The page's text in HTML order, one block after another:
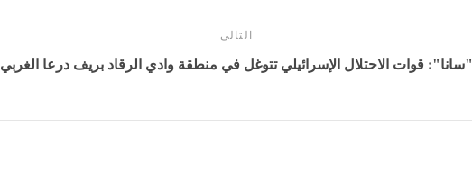
التالى
"سانا": قوات الاحتلال الإسرائيلي تتوغل في منطقة وادي الرقاد ‏بريف درعا الغربي‎